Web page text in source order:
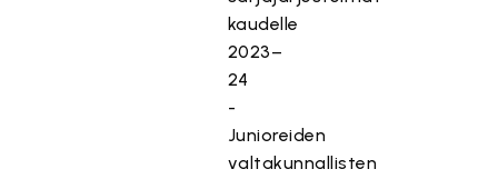
kaudelle
2023–
24
-
Junioreiden
valtakunnallisten